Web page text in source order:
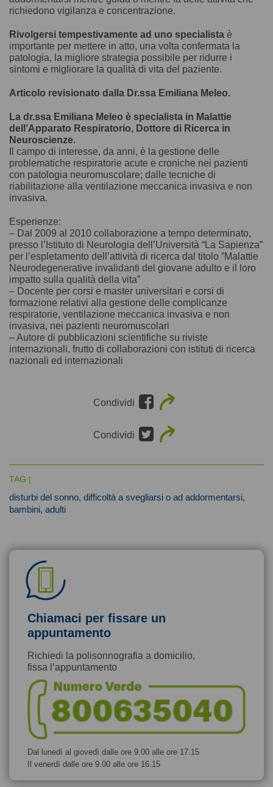
richiedono vigilanza e concentrazione.
Rivolgersi tempestivamente ad uno specialista è
importante per mettere in atto, una volta confermata la
patologia, la migliore strategia possibile per ridurre i
sintomi e migliorare la qualità di vita del paziente.
Articolo revisionato dalla Dr.ssa Emiliana Meleo.
La dr.ssa Emiliana Meleo è specialista in Malattie
dell’Apparato Respiratorio, Dottore di Ricerca in
Neuroscienze.
Il campo di interesse, da anni, è la gestione delle
problematiche respiratorie acute e croniche nei pazienti
con patologia neuromuscolare; dalle tecniche di
riabilitazione alla ventilazione meccanica invasiva e non
invasiva.
Esperienze:
– Dal 2009 al 2010 collaborazione a tempo determinato,
presso l’Istituto di Neurologia dell’Università “La Sapienza”
per l’espletamento dell’attività di ricerca dal titolo ”Malattie
Neurodegenerative invalidanti del giovane adulto e il loro
impatto sulla qualità della vita”
– Docente per corsi e master universitari e corsi di
formazione relativi alla gestione delle complicanze
respiratorie, ventilazione meccanica invasiva e non
invasiva, nei pazienti neuromuscolari
– Autore di pubblicazioni scientifiche su riviste
internazionali, frutto di collaborazioni con istituti di ricerca
nazionali ed internazionali
Condividi
Condividi
TAG |
disturbi del sonno, difficoltà a svegliarsi o ad addormentarsi,
bambini, adulti
Chiamaci per fissare un
appuntamento
Richiedi la polisonnografia a domicilio,
fissa l’appuntamento
Dal lunedì al giovedì dalle ore 9.00 alle ore 17.15
Il venerdì dalle ore 9.00 alle ore 16.15